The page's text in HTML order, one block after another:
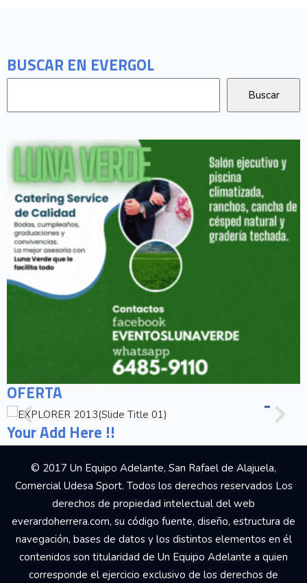
BUSCAR EN EVERGOL
OFERTA
Your Add Here !!
© 2017 Un Equipo Adelante, San Rafael de Alajuela,
Comercial Udesa Sport. Todos los derechos reservados Los
derechos de propiedad intelectual del web
everardoherrera.com, su código fuente, diseño, estructura de
navegación, bases de datos y los distintos elementos en él
contenidos son titularidad de Un Equipo Adelante a quien
corresponde el ejercicio exclusivo de los derechos de